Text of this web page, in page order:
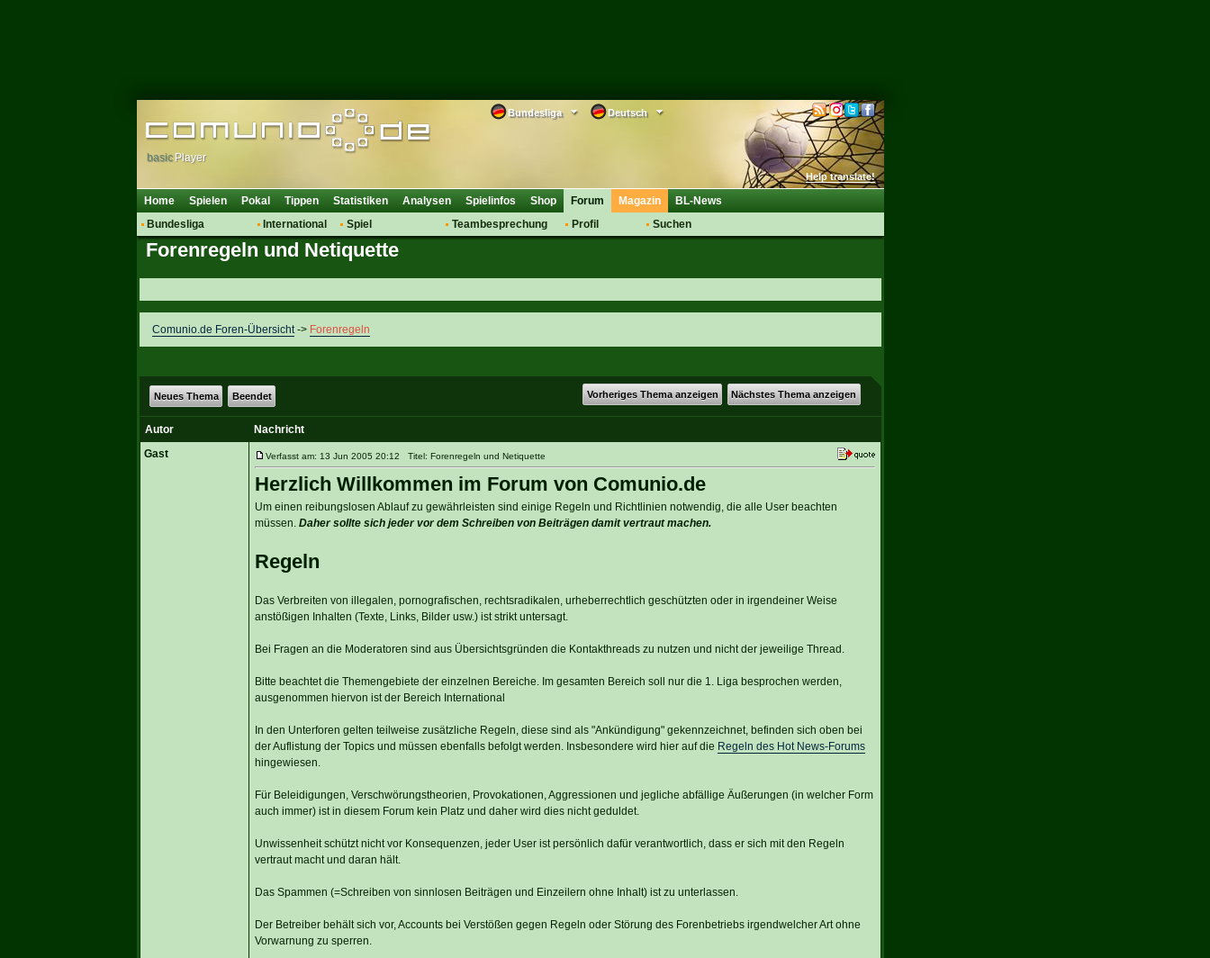
Deutsch
Bundesliga
Help translate!
basic Player
Home Spielen Pokal Tippen Statistiken Analysen Spielinfos Shop
Forum
Bundesliga
Hot News
Vereinsdiskussion
Vereinsfragen
International
Vereine
Spiel
Regeln & Tipps
Teambesprechung
Saisonübergang
Profil
Suchen
Magazin BL-News
Forenregeln und Netiquette
Comunio.de Foren-Übersicht-> Forenregeln
Vorheriges Thema anzeigen Nächstes Thema anzeigen
Neues Thema Beendet
Autor
Nachricht
Gast
Verfasst am: 13 Jun 2005 20:12 Titel: Forenregeln und Netiquette
Herzlich Willkommen im Forum von Comunio.de
Um einen reibungslosen Ablauf zu gewährleisten sind einige Regeln und Richtlinien notwendig, die alle User beachten
müssen. Daher sollte sich jeder vor dem Schreiben von Beiträgen damit vertraut machen.
Regeln
Das Verbreiten von illegalen, pornografischen, rechtsradikalen, urheberrechtlich geschützten oder in irgendeiner Weise
anstößigen Inhalten (Texte, Links, Bilder usw.) ist strikt untersagt.
Bei Fragen an die Moderatoren sind aus Übersichtsgründen die Kontakthreads zu nutzen und nicht der jeweilige Thread.
Bitte beachtet die Themengebiete der einzelnen Bereiche. Im gesamten Bereich soll nur die 1. Liga besprochen werden,
ausgenommen hiervon ist der Bereich International
In den Unterforen gelten teilweise zusätzliche Regeln, diese sind als "Ankündigung" gekennzeichnet, befinden sich oben bei
der Auflistung der Topics und müssen ebenfalls befolgt werden. Insbesondere wird hier auf die Regeln des Hot News-Forums
hingewiesen.
Für Beleidigungen, Verschwörungstheorien, Provokationen, Aggressionen und jegliche abfällige Äußerungen (in welcher Form
auch immer) ist in diesem Forum kein Platz und daher wird dies nicht geduldet.
Unwissenheit schützt nicht vor Konsequenzen, jeder User ist persönlich dafür verantwortlich, dass er sich mit den Regeln
vertraut macht und daran hält.
Das Spammen (=Schreiben von sinnlosen Beiträgen und Einzeilern ohne Inhalt) ist zu unterlassen.
Der Betreiber behält sich vor, Accounts bei Verstößen gegen Regeln oder Störung des Forenbetriebs irgendwelcher Art ohne
Vorwarnung zu sperren.